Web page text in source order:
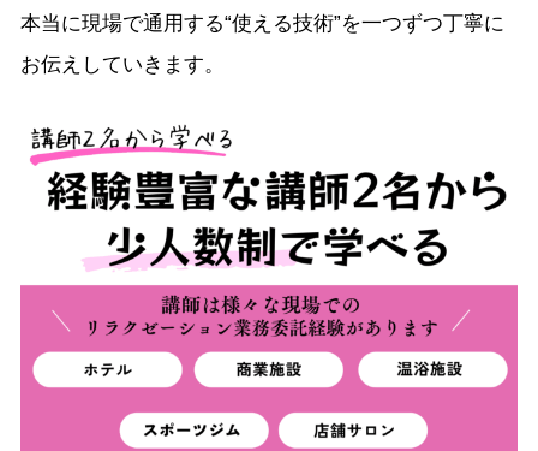
本当に現場で通用する“使える技術”を一つずつ丁寧に
お伝えしていきます。